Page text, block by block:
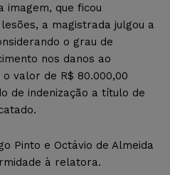
imagem, que ficou
a magistrada julgou a
o grau de
nos danos ao
valor de R$ 80.000,00
de indenização a título de
Pinto e Octávio de Almeida
à relatora.